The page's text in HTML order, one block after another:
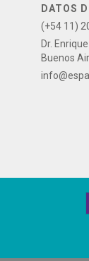
DATOS
(+54 11)
Dr.
Buenos